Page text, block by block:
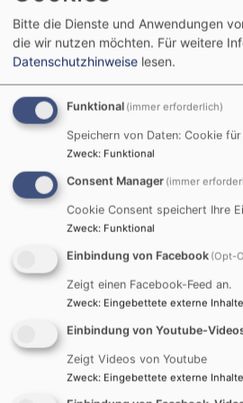
07.00 Uhr - 09.00 Uhr
besprochen werden)
Abholzeiten
von 12.00 Uhr - 12.30 Uhr (ohne
von 13.00 Uhr - 13.30 Uhr (mit
in Kita möglich)
von 14.30 Uhr - 15.00 Uhr und
von 15.30 Uhr - 16.00 Uhr
von 16.00 Uhr - 17.00 Uhr (im
Notgruppe)
Unsere Eingangstüre öffnet per
automatisch zu den unten
Bitte die Dienste und Anwendungen
die wir nutzen möchten. Für weitere
Datenschutzhinweise lesen.
Funktional (immer erforderlich)
Speichern von Daten: Cookie
Zweck: Funktional
Consent Manager (immer
Cookie Consent speichert Ihre
Zweck: Funktional
Einbindung von Facebook (Opt-
Zeigt einen Facebook-Feed an.
Zweck: Eingebettete externe Inhalte
Einbindung von Youtube-
Zeigt Videos von Youtube
Zweck: Eingebettete externe Inhalte